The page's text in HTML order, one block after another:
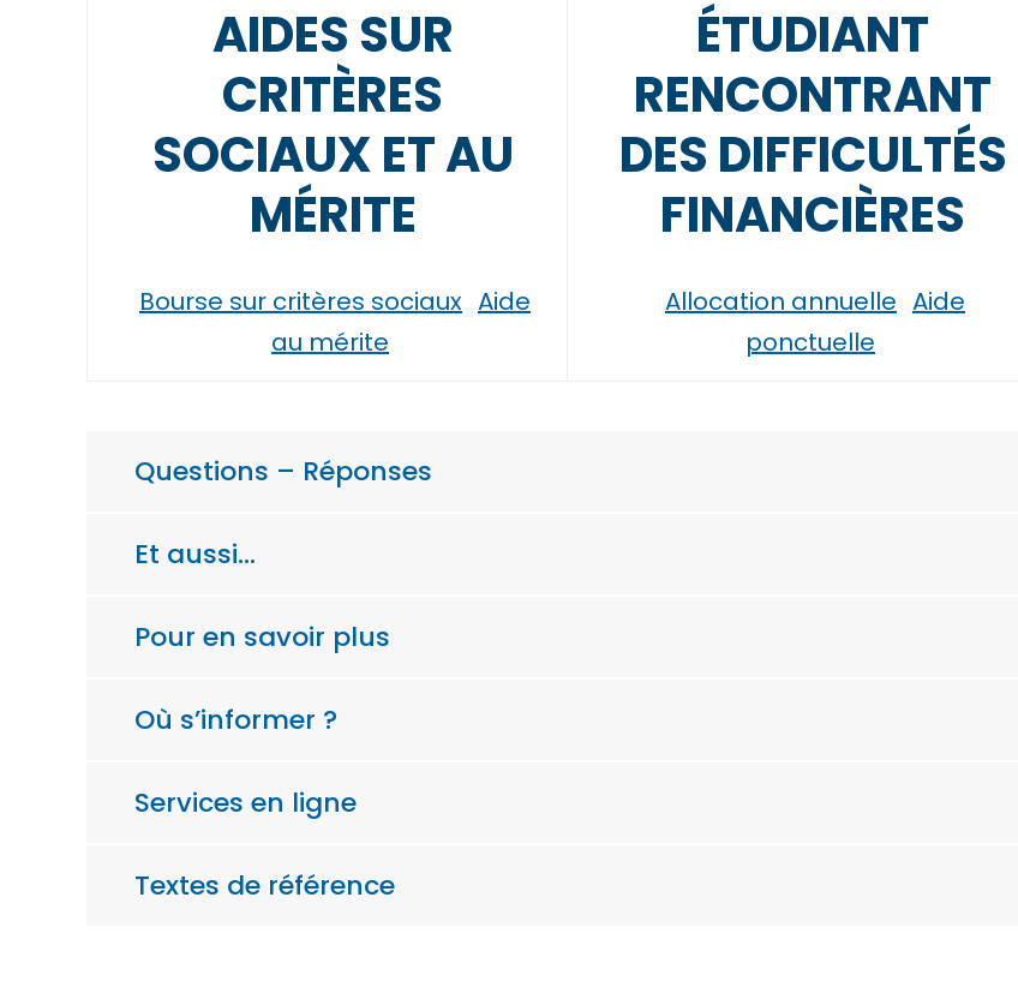
AIDES SUR
CRITÈRES
SOCIAUX ET AU
MÉRITE
Bourse sur critères sociaux Aide
au mérite
ÉTUDIANT
RENCONTRANT
DES DIFFICULTÉS
FINANCIÈRES
Allocation annuelle Aide
ponctuelle
Questions – Réponses
Et aussi…
Pour en savoir plus
Où s’informer ?
Services en ligne
Textes de référence